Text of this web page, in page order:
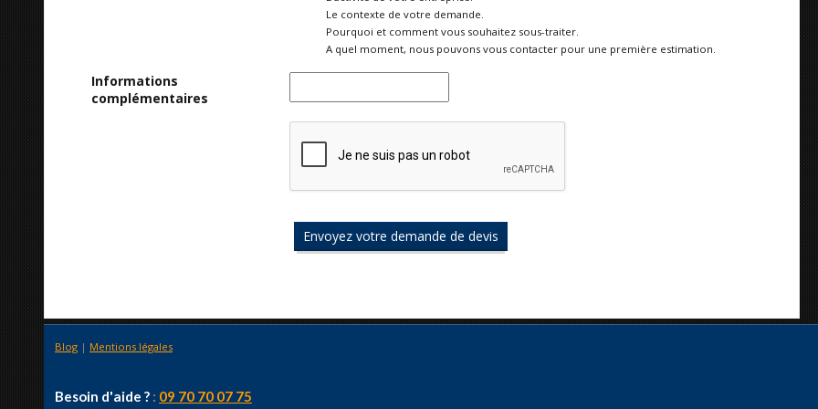
Le contexte de votre demande.
Pourquoi et comment vous souhaitez sous-traiter.
A quel moment, nous pouvons vous contacter pour une première estimation.
Informations
complémentaires
Blog | Mentions légales
Besoin d'aide ? : 09 70 70 07 75